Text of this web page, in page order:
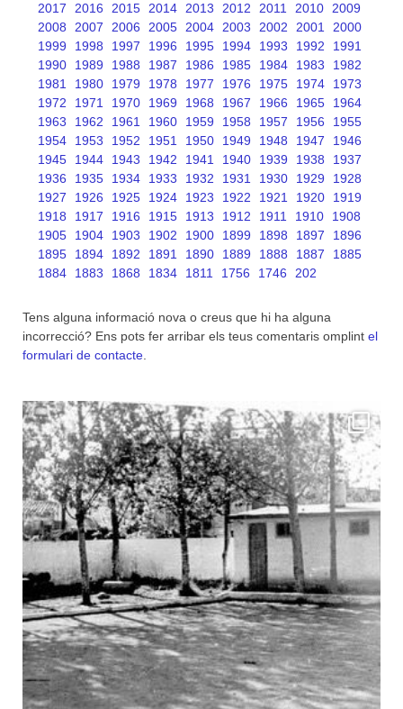
2017
2016 2015 2014 2013 2012 2011 2010 2009
2008
2007 2006 2005 2004 2003 2002 2001
2000
1999
1998 1997 1996 1995 1994 1993 1992
1991
1990
1989 1988 1987 1986 1985 1984 1983
1982
1981
1980 1979 1978 1977 1976 1975 1974
1973
1972
1971 1970 1969 1968 1967 1966 1965
1964
1963
1962 1961 1960 1959 1958 1957 1956
1955
1954
1953 1952 1951 1950 1949 1948 1947
1946
1945
1944 1943 1942 1941 1940 1939 1938
1937
1936
1935 1934 1933 1932 1931 1930 1929
1928
1927
1926 1925 1924 1923 1922 1921 1920
1919
1918
1917 1916 1915 1913 1912 1911 1910
1908
1905
1904 1903 1902 1900 1899 1898 1897
1896
1895
1894 1892 1891 1890 1889 1888 1887
1885
1884
1883 1868 1834 1811 1756 1746 202
Tens alguna informació nova o creus que hi ha alguna
incorrecció? Ens pots fer arribar els teus comentaris omplint el
formulari de contacte.